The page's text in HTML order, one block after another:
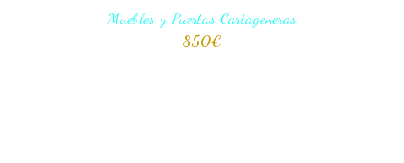
Muebles y Puertas Cartageneras
850€